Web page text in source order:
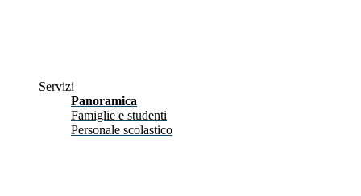
Servizi
Panoramica
Famiglie e studenti
Personale scolastico